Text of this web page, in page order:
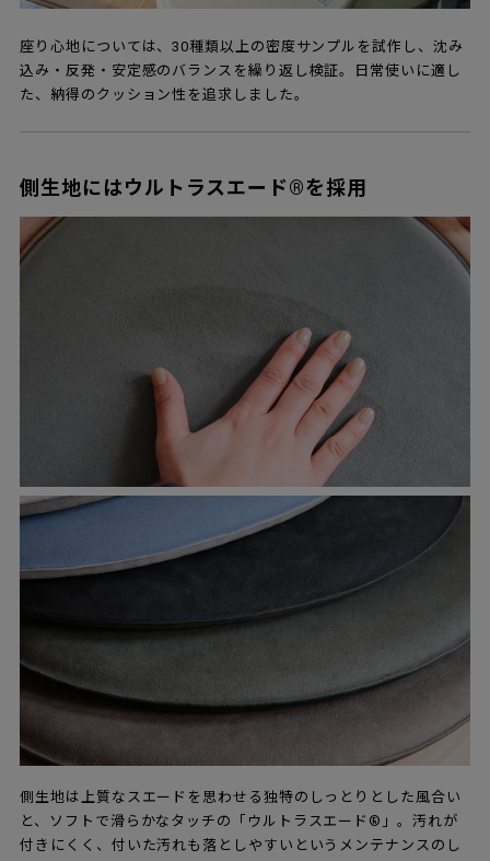
座り心地については、30種類以上の密度サンプルを試作し、沈み
込み・反発・安定感のバランスを繰り返し検証。日常使いに適し
た、納得のクッション性を追求しました。
側生地にはウルトラスエード®を採用
側生地は上質なスエードを思わせる独特のしっとりとした風合い
と、ソフトで滑らかなタッチの「ウルトラスエード®」。汚れが
付きにくく、付いた汚れも落としやすいというメンテナンスのし